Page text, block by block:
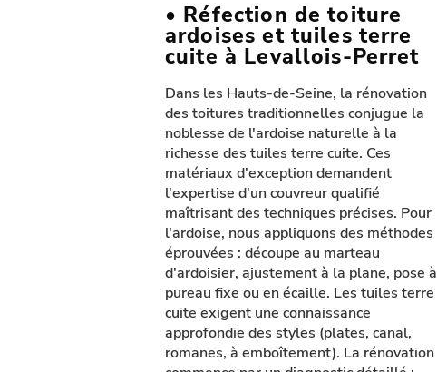
• Réfection de toiture
ardoises et tuiles terre
cuite à Levallois-Perret
Dans les Hauts-de-Seine, la rénovation
des toitures traditionnelles conjugue la
noblesse de l'ardoise naturelle à la
richesse des tuiles terre cuite. Ces
matériaux d'exception demandent
l'expertise d'un couvreur qualifié
maîtrisant des techniques précises. Pour
l'ardoise, nous appliquons des méthodes
éprouvées : découpe au marteau
d'ardoisier, ajustement à la plane, pose à
pureau fixe ou en écaille. Les tuiles terre
cuite exigent une connaissance
approfondie des styles (plates, canal,
romanes, à emboîtement). La rénovation